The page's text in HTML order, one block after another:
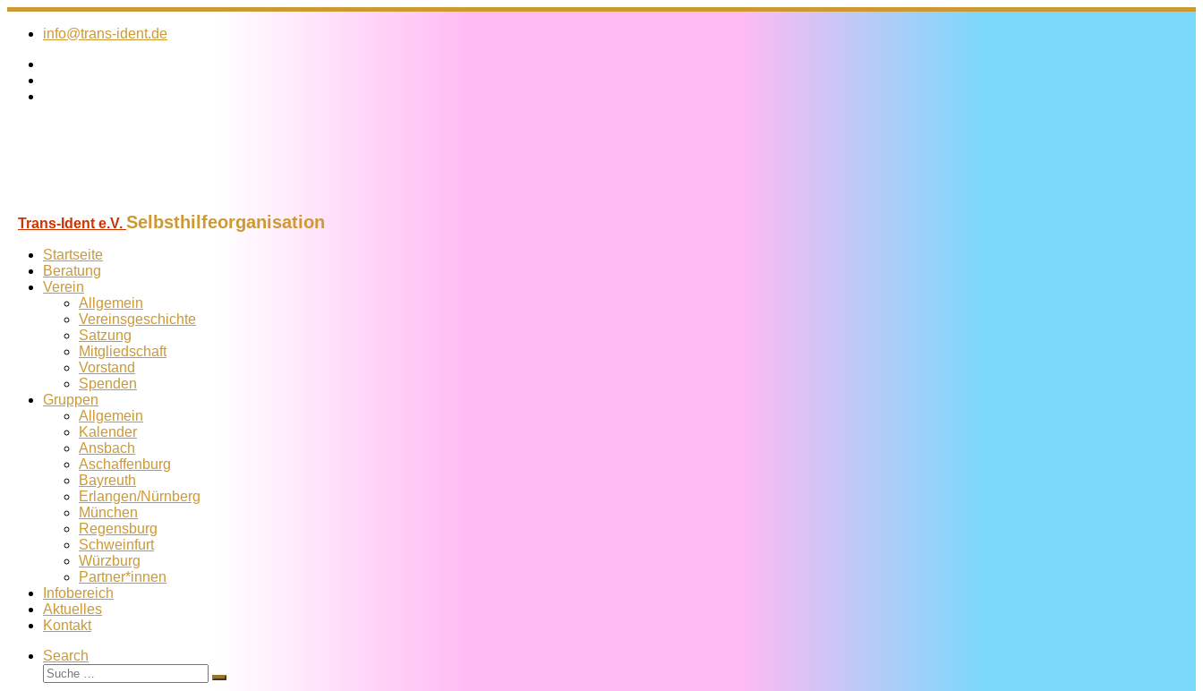
Zum
Inhalt
info@trans-ident.de
Trans-Ident e.V. Selbsthilfeorganisation
Startseite
Beratung
Verein
Allgemein
Vereins­geschichte
Satzung
Mitglied­schaft
Vorstand
Spenden
Gruppen
Allgemein
Kalender
Ansbach
Aschaffenburg
Bayreuth
Erlangen/Nürnberg
München
Regensburg
Schweinfurt
Würzburg
Partner*innen
Infobereich
Aktuelles
Kontakt
Search
Suche
Suche